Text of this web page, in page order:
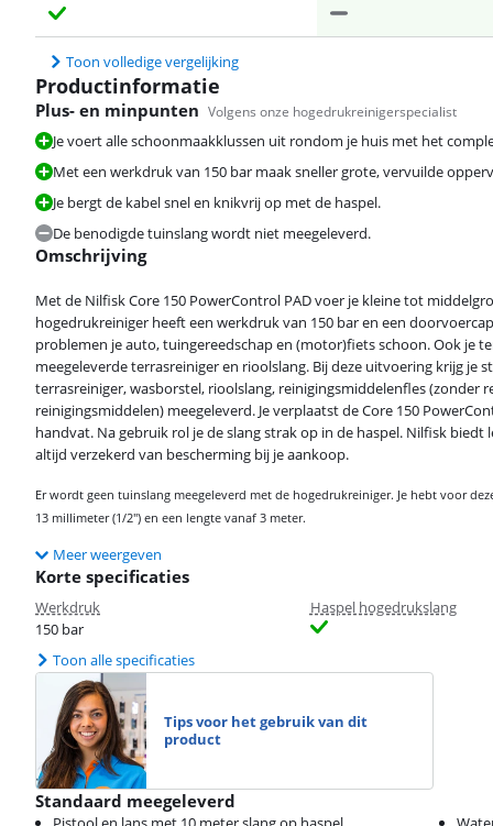
Toon volledige vergelijking
Productinformatie
Plus- en minpunten Volgens onze hogedrukreinigerspecialist
Je voert alle schoonmaakklussen uit rondom je huis met het
Met een werkdruk van 150 bar maak sneller grote, vervuilde
Je bergt de kabel snel en knikvrij op met de haspel.
De benodigde tuinslang wordt niet meegeleverd.
Omschrijving
Met de Nilfisk Core 150 PowerControl PAD voer je kleine tot
hogedrukreiniger heeft een werkdruk van 150 bar en een
problemen je auto, tuingereedschap en (motor)fiets schoon. Ook je
meegeleverde terrasreiniger en rioolslang. Bij deze uitvoering krijg je
terrasreiniger, wasborstel, rioolslang, reinigingsmiddelenfles (zonder
reinigingsmiddelen) meegeleverd. Je verplaatst de Core 150
handvat. Na gebruik rol je de slang strak op in de haspel. Nilfisk
altijd verzekerd van bescherming bij je aankoop.
Er wordt geen tuinslang meegeleverd met de hogedrukreiniger. Je hebt voor
13 millimeter (1/2") en een lengte vanaf 3 meter.
Meer weergeven
Korte specificaties
Werkdruk
150 bar
Haspel hogedrukslang
Toon alle specificaties
Tips voor het gebruik van dit
product
Standaard meegeleverd